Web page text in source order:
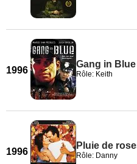
1996
Gang in Blue
Rôle: Keith
1996
Pluie de
Rôle: Danny